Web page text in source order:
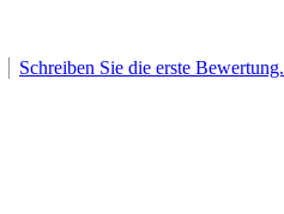
Schreiben Sie die erste Bewertung.